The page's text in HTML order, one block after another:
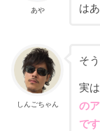
あや
は
しんごちゃん
そ
実は
の
です